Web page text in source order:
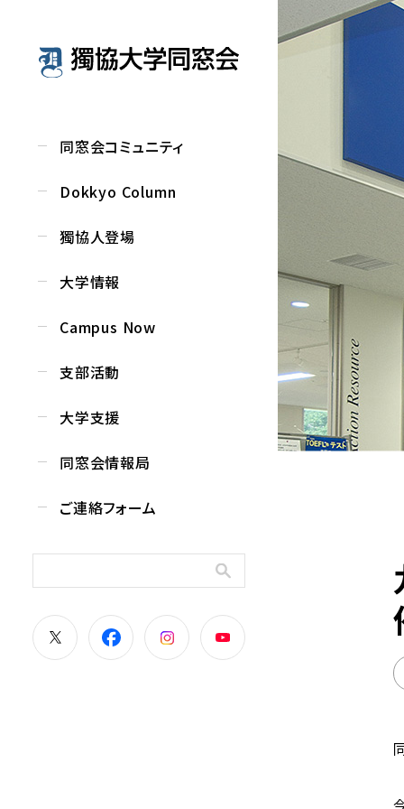
同窓会コミュニティ
Dokkyo Column
獨協人登場
大学情報
Campus Now
支部活動
大学支援
同窓会情報局
ご連絡フォーム